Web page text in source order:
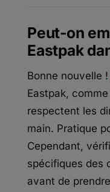
Peut-on
Eastpak
Bonne nouvelle !
Eastpak, comme
respectent les
main. Pratique
Cependant,
spécifiques des
avant de